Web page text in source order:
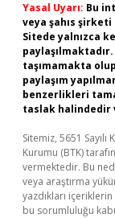
Yasal Uyarı: Bu
veya şahıs
Sitede yalnızca
taşımamakta
paylaşım
benzerlikleri
taslak halindedir
Sitemiz, 5651
Kurumu (BTK)
vermektedir. Bu
veya araştırma
yazdıkları
bu sorumluluğu